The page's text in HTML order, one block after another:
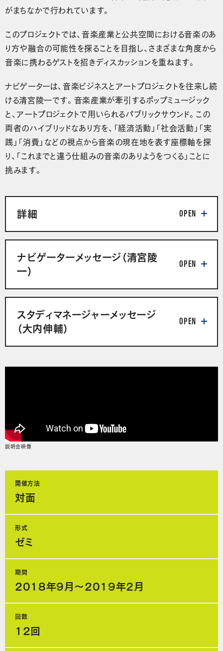
がまちなかで行われています。
このプロジェクトでは、音楽産業と公共空間における音楽のあ
り方や融合の可能性を探ることを目指し、さまざまな角度から
音楽に携わるゲストを招きディスカッションを重ねます。
ナビゲーターは、音楽ビジネスとアートプロジェクトを往来し続
ける清宮陵一です。音楽産業が牽引するポップミュージック
と、アートプロジェクトで用いられるパブリックサウンド。この
両者のハイブリッドなあり方を、「経済活動」「社会活動」「実
践」「消費」などの視点から音楽の現在地を表す座標軸を探
り、「これまでと違う仕組みの音楽のありようをつくる」ことに
挑みます。
詳細
ナビゲーターメッセージ（清宮陵
一）
スタディマネージャーメッセージ
（大内伸輔）
説明会映像
開催方法
対面
形式
ゼミ
期間
2018年9月～2019年2月
回数
12回